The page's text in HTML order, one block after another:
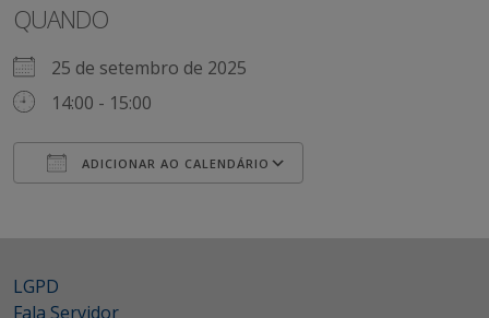
QUANDO
25 de setembro de 2025
14:00 - 15:00
ADICIONAR AO CALENDÁRIO
LGPD
Fala Servidor